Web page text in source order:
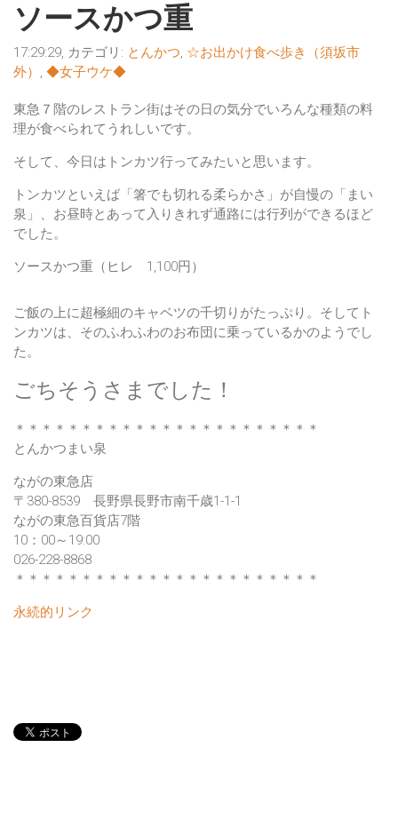
ソースかつ重
17:29:29, カテゴリ: とんかつ, ☆お出かけ食べ歩き（須坂市
外） , ◆女子ウケ◆
東急７階のレストラン街はその日の気分でいろんな種類の料
理が食べられてうれしいです。
そして、今日はトンカツ行ってみたいと思います。
トンカツといえば「箸でも切れる柔らかさ」が自慢の「まい
泉」、お昼時とあって入りきれず通路には行列ができるほど
でした。
ソースかつ重（ヒレ 1,100円）
ご飯の上に超極細のキャベツの千切りがたっぷり。そしてト
ンカツは、そのふわふわのお布団に乗っているかのようでし
た。
ごちそうさまでした！
＊＊＊＊＊＊＊＊＊＊＊＊＊＊＊＊＊＊＊＊＊＊＊
とんかつまい泉
ながの東急店
〒380-8539 長野県長野市南千歳1-1-1
ながの東急百貨店7階
10：00～19:00
026-228-8868
＊＊＊＊＊＊＊＊＊＊＊＊＊＊＊＊＊＊＊＊＊＊＊
永続的リンク